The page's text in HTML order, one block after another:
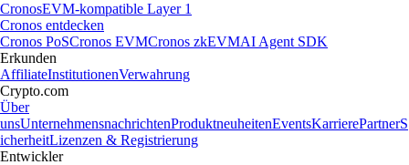
CronosEVM-kompatible Layer 1
Cronos entdecken
Cronos PoSCronos EVMCronos zkEVMAI Agent SDK
Erkunden
AffiliateInstitutionenVerwahrung
Crypto.com
Über
unsUnternehmensnachrichtenProduktneuheitenEventsKarrierePartnerS
icherheitLizenzen & Registrierung
Entwickler